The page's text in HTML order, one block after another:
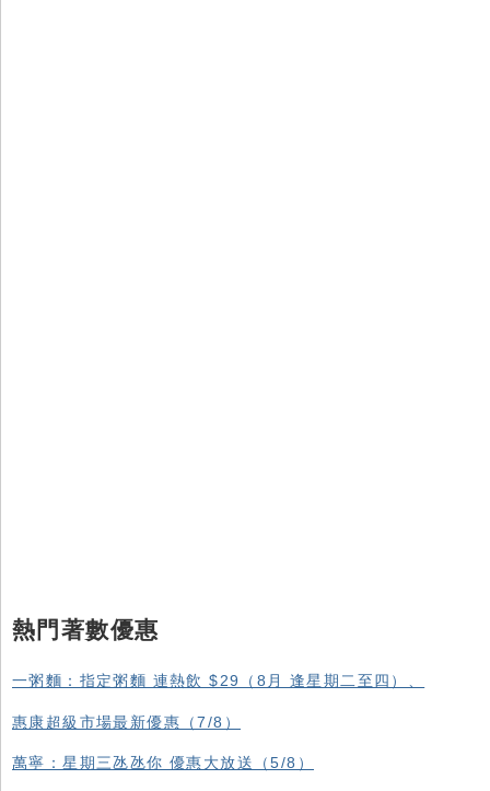
熱門著數優惠
一粥麵：指定粥麵 連熱飲 $29（8月 逢星期二至四）、
惠康超級市場最新優惠（7/8）
萬寧：星期三氹氹你 優惠大放送（5/8）